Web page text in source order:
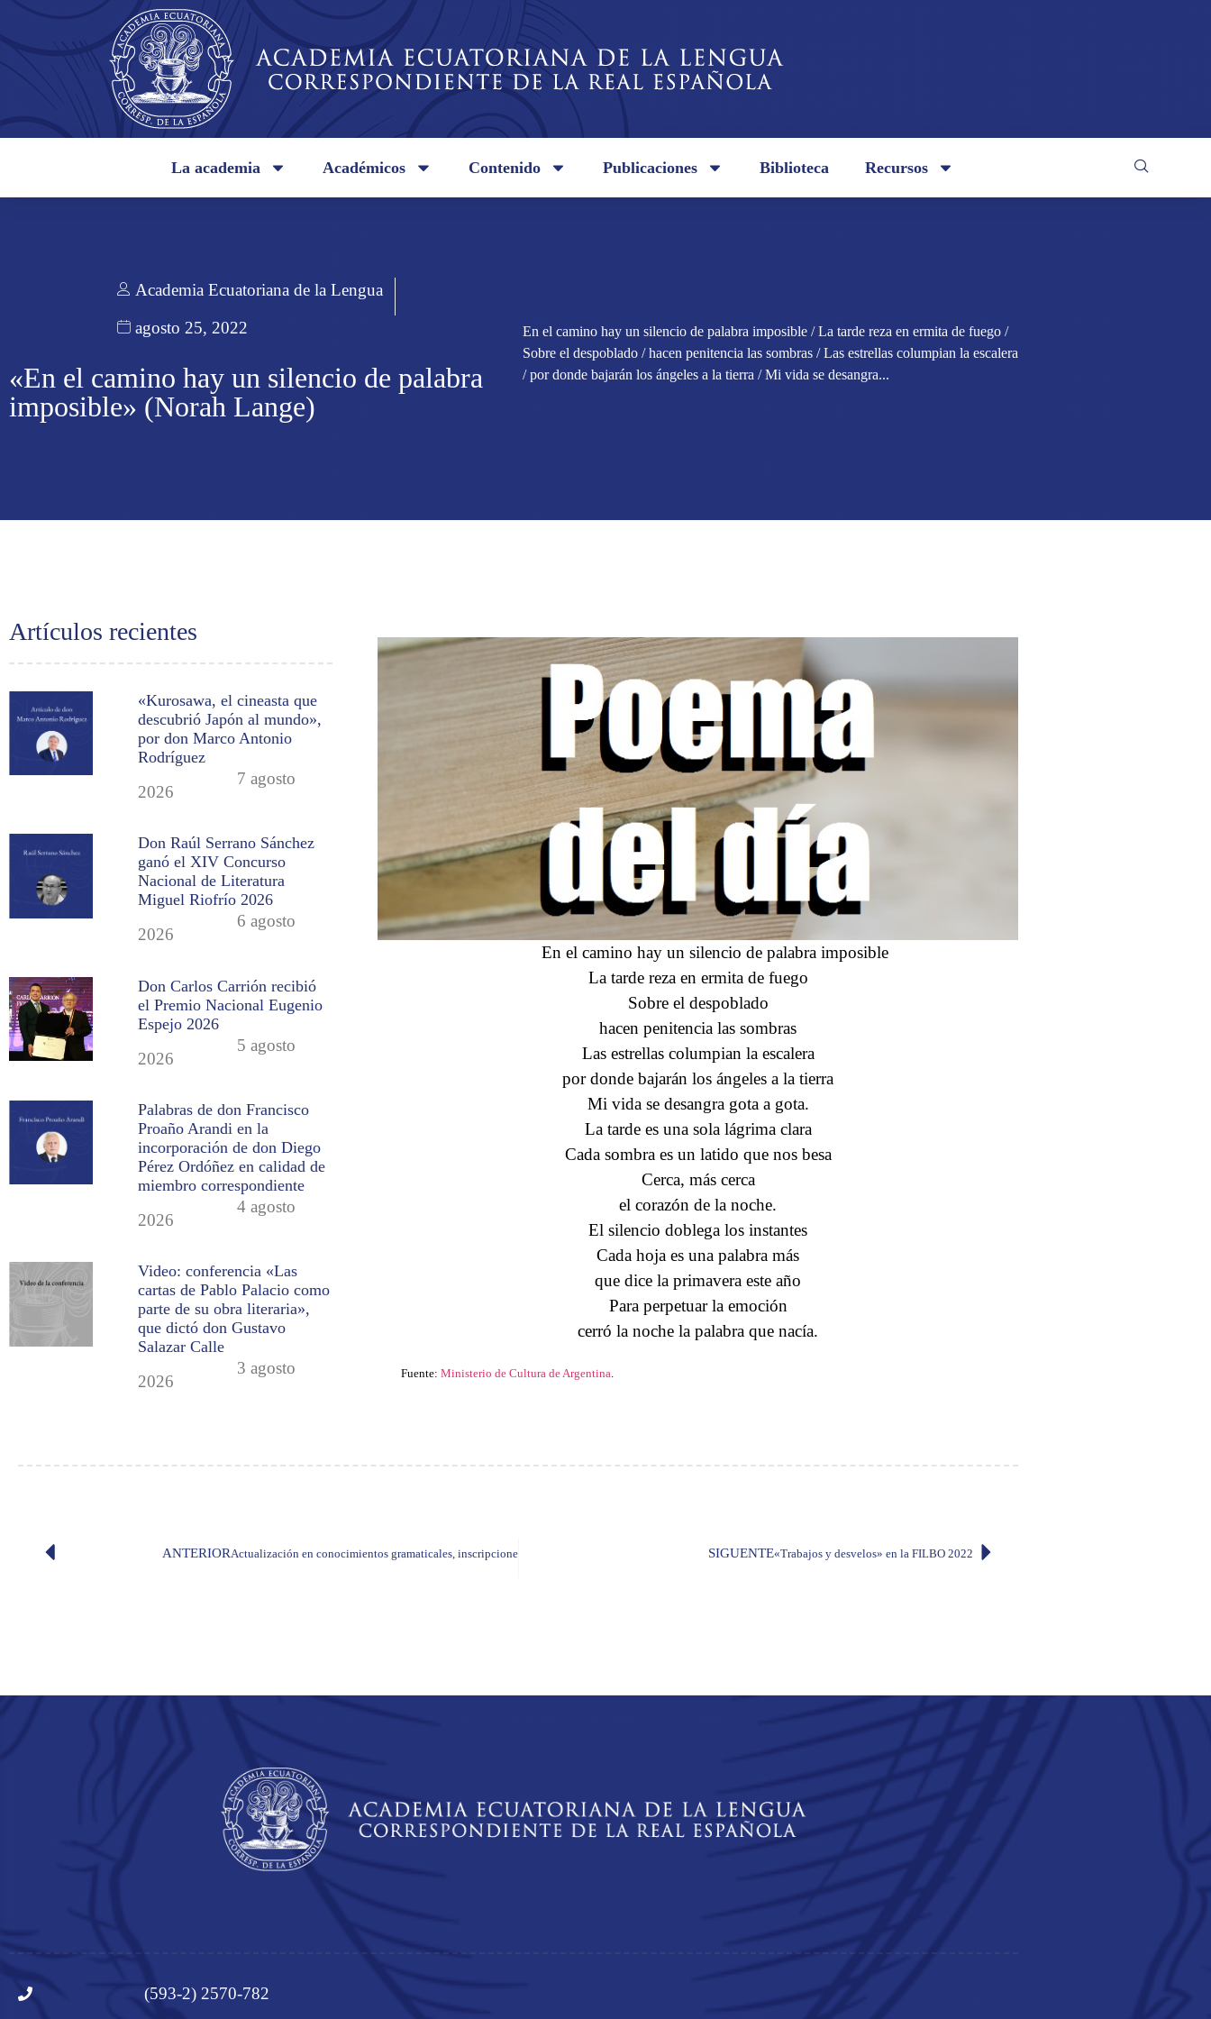
La academia Académicos Contenido Publicaciones Biblioteca Recursos
Academia Ecuatoriana de la Lengua
agosto 25, 2022
«En el camino hay un silencio de palabra
imposible» (Norah Lange)
En el camino hay un silencio de palabra imposible / La tarde reza en ermita de fuego /
Sobre el despoblado / hacen penitencia las sombras / Las estrellas columpian la escalera
/ por donde bajarán los ángeles a la tierra / Mi vida se desangra...
Artículos recientes
«Kurosawa, el cineasta que
descubrió Japón al mundo»,
por don Marco Antonio
Rodríguez
7 agosto
2026
Don Raúl Serrano Sánchez
ganó el XIV Concurso
Nacional de Literatura
Miguel Riofrío 2026
6 agosto
2026
Don Carlos Carrión recibió
el Premio Nacional Eugenio
Espejo 2026
5 agosto
2026
Palabras de don Francisco
Proaño Arandi en la
incorporación de don Diego
Pérez Ordóñez en calidad de
miembro correspondiente
4 agosto
2026
Video: conferencia «Las
cartas de Pablo Palacio como
parte de su obra literaria»,
que dictó don Gustavo
Salazar Calle
3 agosto
2026
En el camino hay un silencio de palabra imposible
La tarde reza en ermita de fuego
Sobre el despoblado
hacen penitencia las sombras
Las estrellas columpian la escalera
por donde bajarán los ángeles a la tierra
Mi vida se desangra gota a gota.
La tarde es una sola lágrima clara
Cada sombra es un latido que nos besa
Cerca, más cerca
el corazón de la noche.
El silencio doblega los instantes
Cada hoja es una palabra más
que dice la primavera este año
Para perpetuar la emoción
cerró la noche la palabra que nacía.
Fuente: Ministerio de Cultura de Argentina
ANTERIORActualización en conocimientos gramaticales, inscripciones abiertas SIGUENTE«Trabajos y desvelos» en la FILBO 2022
(593-2) 2570-782